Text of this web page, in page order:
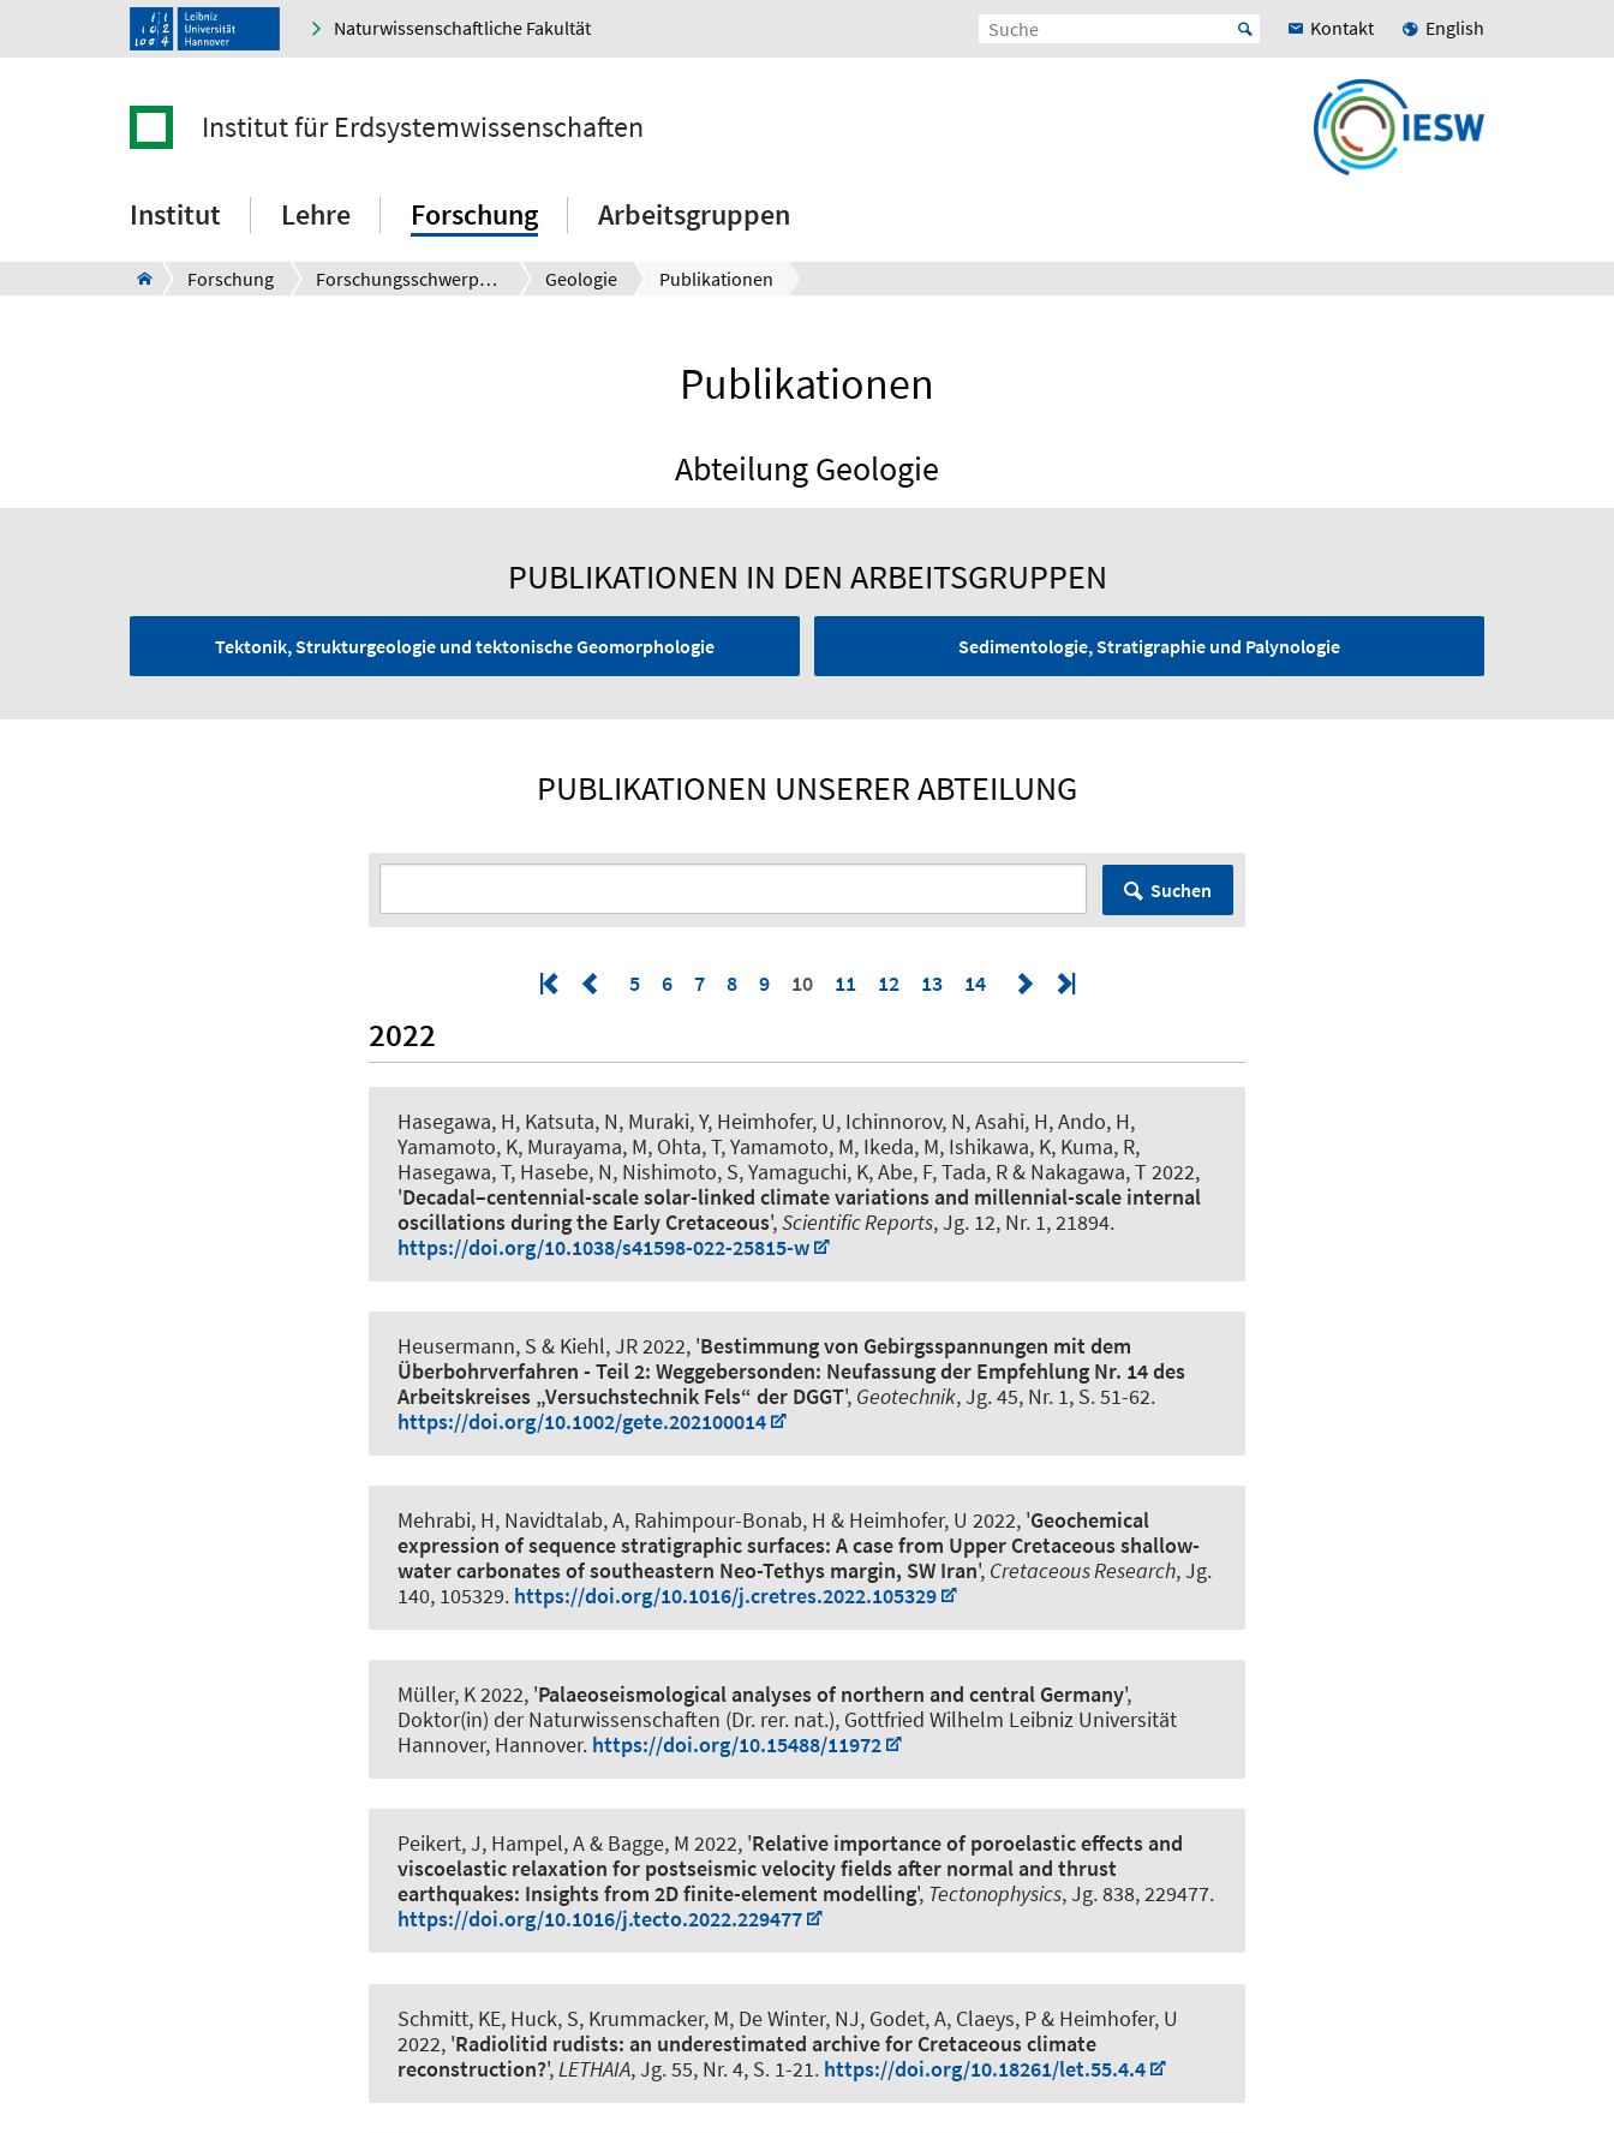
Naturwissenschaftliche Fakultät Kontakt English
Institut für Erdsystemwissenschaften
Institut Lehre Forschung Arbeitsgruppen
Forschung Forschungsschwerpunkte Geologie Publikationen
Publikationen
Abteilung Geologie
PUBLIKATIONEN IN DEN ARBEITSGRUPPEN
Tektonik, Strukturgeologie und tektonische Geomorphologie Sedimentologie, Stratigraphie und Palynologie
PUBLIKATIONEN UNSERER ABTEILUNG
Suchen
5 6 7 8 9 10 11 12 13 14
2022
Hasegawa, H, Katsuta, N, Muraki, Y, Heimhofer, U, Ichinnorov, N, Asahi, H, Ando, H,
Yamamoto, K, Murayama, M, Ohta, T, Yamamoto, M, Ikeda, M, Ishikawa, K, Kuma, R,
Hasegawa, T, Hasebe, N, Nishimoto, S, Yamaguchi, K, Abe, F, Tada, R & Nakagawa, T 2022,
'Decadal–centennial-scale solar-linked climate variations and millennial-scale internal
oscillations during the Early Cretaceous',Scientific Reports, Jg. 12, Nr. 1, 21894.
https://doi.org/10.1038/s41598-022-25815-w
Heusermann, S & Kiehl, JR 2022, 'Bestimmung von Gebirgsspannungen mit dem
Überbohrverfahren - Teil 2: Weggebersonden: Neufassung der Empfehlung Nr. 14 des
Arbeitskreises „Versuchstechnik Fels“ der DGGT', Geotechnik, Jg. 45, Nr. 1, S. 51-62.
https://doi.org/10.1002/gete.202100014
Mehrabi, H, Navidtalab, A, Rahimpour-Bonab, H & Heimhofer, U 2022, 'Geochemical
expression of sequence stratigraphic surfaces: A case from Upper Cretaceous shallow-
water carbonates of southeastern Neo-Tethys margin, SW Iran', Cretaceous Research, Jg.
140, 105329. https://doi.org/10.1016/j.cretres.2022.105329
Müller, K 2022, 'Palaeoseismological analyses of northern and central Germany',
Doktor(in) der Naturwissenschaften (Dr. rer. nat.), Gottfried Wilhelm Leibniz Universität
Hannover, Hannover. https://doi.org/10.15488/11972
Peikert, J, Hampel, A& Bagge, M 2022, 'Relative importance of poroelastic effects and
viscoelastic relaxation for postseismic velocity fields after normal and thrust
earthquakes: Insights from 2D finite-element modelling', Tectonophysics, Jg. 838, 229477.
https://doi.org/10.1016/j.tecto.2022.229477
Schmitt, KE, Huck, S, Krummacker, M, De Winter, NJ, Godet, A, Claeys, P& Heimhofer, U
2022, 'Radiolitid rudists: an underestimated archive for Cretaceous climate
reconstruction?', LETHAIA, Jg. 55, Nr. 4, S. 1-21. https://doi.org/10.18261/let.55.4.4